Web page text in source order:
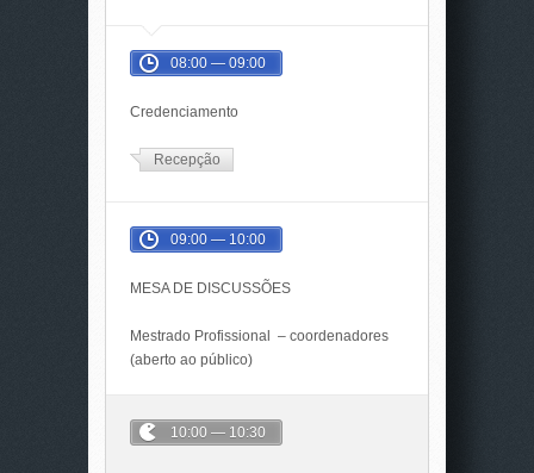
08:00 — 09:00
Credenciamento
Recepção
09:00 — 10:00
MESA DE DISCUSSÕES
Mestrado Profissional – coordenadores
(aberto ao público)
10:00 — 10:30